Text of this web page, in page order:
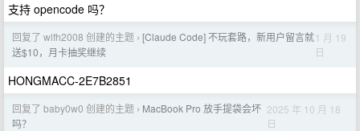
支持 opencode 吗？
回复了 wlfh2008 创建的主题 › [Claude Code] 不玩套路，新用户留言就
送$10，月卡抽奖继续
1 月 19
日
HONGMACC-2E7B2851
回复了 baby0w0 创建的主题 › MacBook Pro 放手提袋会坏
吗？
2025 年 10 月 18
日